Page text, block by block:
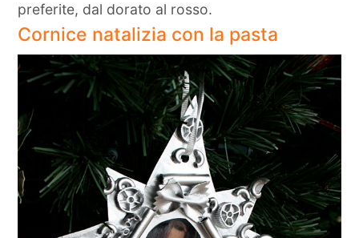
preferite, dal dorato al rosso.
Cornice natalizia con la pasta